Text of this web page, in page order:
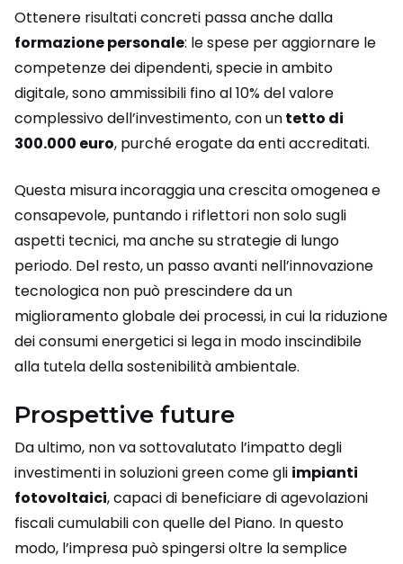
Ottenere risultati concreti passa anche dalla
formazione personale: le spese per aggiornare le
competenze dei dipendenti, specie in ambito
digitale, sono ammissibili fino al 10% del valore
complessivo dell’investimento, con untetto di
300.000 euro, purché erogate da enti accreditati.
Questa misura incoraggia una crescita omogenea e
consapevole, puntando i riflettori non solo sugli
aspetti tecnici, ma anche su strategie di lungo
periodo. Del resto, un passo avanti nell’innovazione
tecnologica non può prescindere da un
miglioramento globale dei processi, in cui la riduzione
dei consumi energetici si lega in modo inscindibile
alla tutela della sostenibilità ambientale.
Prospettive future
Da ultimo, non va sottovalutato l’impatto degli
investimenti in soluzioni green come gli impianti
fotovoltaici, capaci di beneficiare di agevolazioni
fiscali cumulabili con quelle del Piano. In questo
modo, l’impresa può spingersi oltre la semplice